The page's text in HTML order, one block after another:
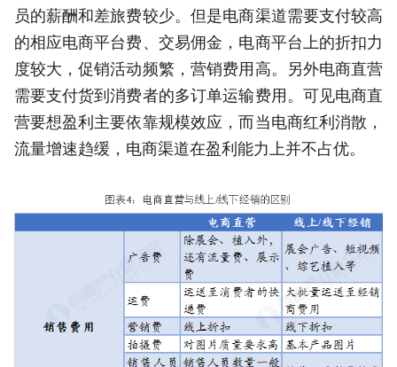
员的薪酬和差旅费较少。但是电商渠道需要支付较高
的相应电商平台费、交易佣金，电商平台上的折扣力
度较大，促销活动频繁，营销费用高。另外电商直营
需要支付货到消费者的多订单运输费用。可见电商直
营要想盈利主要依靠规模效应，而当电商红利消散，
流量增速趋缓，电商渠道在盈利能力上并不占优。